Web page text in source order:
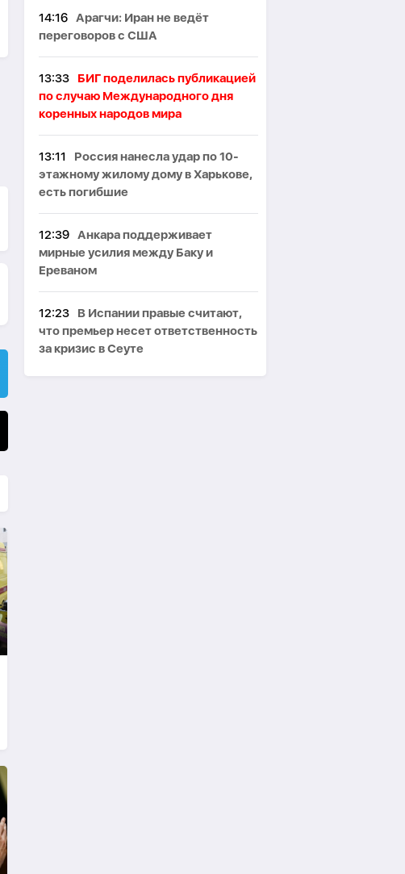
14:16 Арагчи: Иран не ведёт
переговоров с США
13:33
БИГ поделилась публикацией
по случаю Международного дня
коренных народов мира
13:11
Россия нанесла удар по 10-
этажному жилому дому в Харькове,
есть погибшие
12:39 Анкара поддерживает
мирные усилия между Баку и
Ереваном
12:23
В Испании правые считают,
что премьер несет ответственность
за кризис в Сеуте